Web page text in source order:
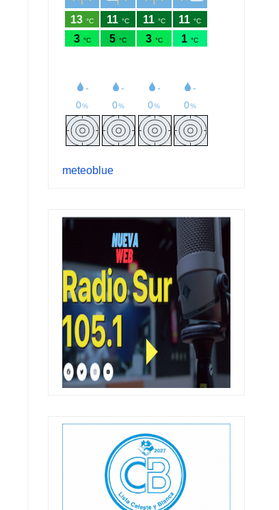
meteoblue